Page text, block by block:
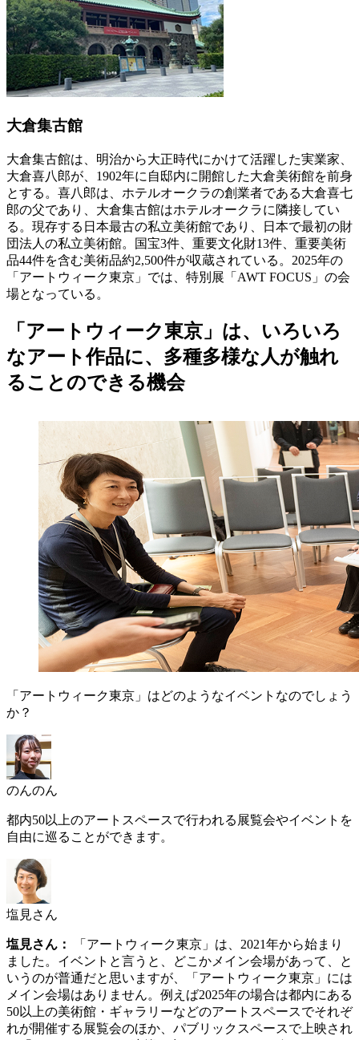
大倉集古館
大倉集古館は、明治から大正時代にかけて活躍した実業家、
大倉喜八郎が、1902年に自邸内に開館した大倉美術館を前身
とする。喜八郎は、ホテルオークラの創業者である大倉喜七
郎の父であり、大倉集古館はホテルオークラに隣接してい
る。現存する日本最古の私立美術館であり、日本で最初の財
団法人の私立美術館。国宝3件、重要文化財13件、重要美術
品44件を含む美術品約2,500件が収蔵されている。2025年の
「アートウィーク東京」では、特別展「AWT FOCUS」の会
場となっている。
「アートウィーク東京」は、いろいろ
なアート作品に、多種多様な人が触れ
ることのできる機会
「アートウィーク東京」はどのようなイベントなのでしょう
か？
のんのん
都内50以上のアートスペースで行われる展覧会やイベントを
自由に巡ることができます。
塩見さん
塩見さん：
「アートウィーク東京」は、2021年から始まり
ました。イベントと言うと、どこかメイン会場があって、と
いうのが普通だと思いますが、「アートウィーク東京」には
メイン会場はありません。例えば2025年の場合は都内にある
50以上の美術館・ギャラリーなどのアートスペースでそれぞ
れが開催する展覧会のほか、パブリックスペースで上映され